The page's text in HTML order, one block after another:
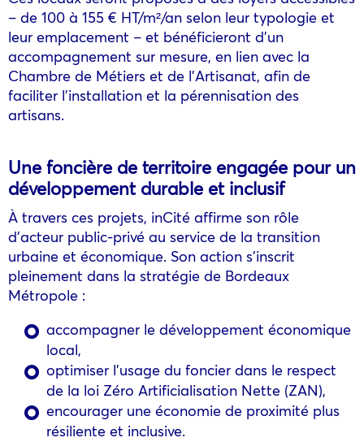
– de 100 à 155 € HT/m²/an selon leur typologie et
leur emplacement – et bénéficieront d’un
accompagnement sur mesure, en lien avec la
Chambre de Métiers et de l’Artisanat, afin de
faciliter l’installation et la pérennisation des
artisans.
Une foncière de territoire engagée pour un
développement durable et inclusif
À travers ces projets, inCité affirme son rôle
d’acteur public-privé au service de la transition
urbaine et économique. Son action s’inscrit
pleinement dans la stratégie de Bordeaux
Métropole :
accompagner le développement économique
local,
optimiser l’usage du foncier dans le respect
de la loi Zéro Artificialisation Nette (ZAN),
encourager une économie de proximité plus
résiliente et inclusive.